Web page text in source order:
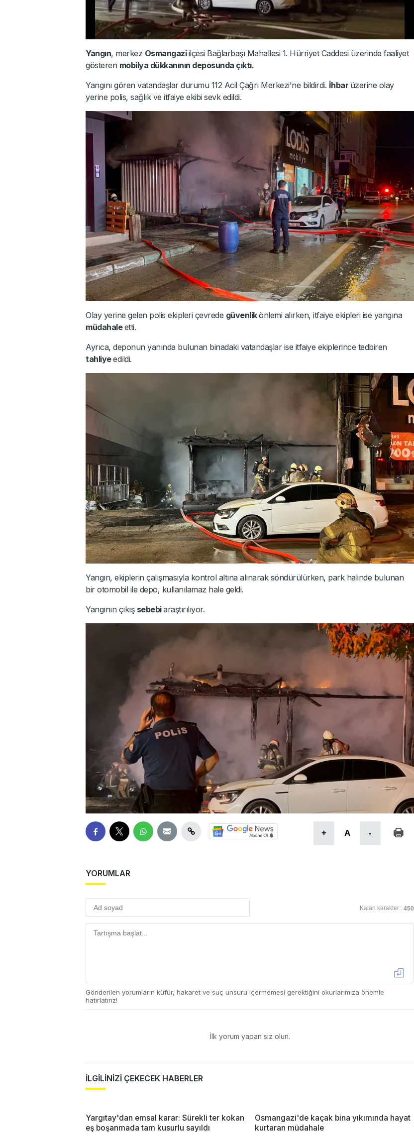
Yangın, merkez Osmangaziilçesi Bağlarbaşı Mahallesi 1. Hürriyet Caddesi üzerinde faaliyet
gösteren mobilya dükkanının deposunda çıktı.
Yangını gören vatandaşlar durumu 112 Acil Çağrı Merkezi'ne bildirdi. İhbar üzerine olay
yerine polis, sağlık ve itfaiye ekibi sevk edildi.
Olay yerine gelen polis ekipleri çevrede güvenlikönlemi alırken, itfaiye ekipleri ise yangına
müdahaleetti.
Ayrıca, deponun yanında bulunan binadaki vatandaşlar ise itfaiye ekiplerince tedbiren
tahliyeedildi.
Yangın, ekiplerin çalışmasıyla kontrol altına alınarak söndürülürken, park halinde bulunan
bir otomobil ile depo, kullanılamaz hale geldi.
Yangının çıkış sebebiaraştırılıyor.
+ A -
YORUMLAR
Kalan karakter : 450
Gönderilen yorumların küfür, hakaret ve suç unsuru içermemesi gerektiğini okurlarımıza önemle
hatırlatırız!
İlk yorum yapan siz olun.
İLGİLİNİZİ ÇEKECEK HABERLER
Yargıtay'dan emsal karar: Sürekli ter kokan
eş boşanmada tam kusurlu sayıldı
Osmangazi'de kaçak bina yıkımında hayat
kurtaran müdahale